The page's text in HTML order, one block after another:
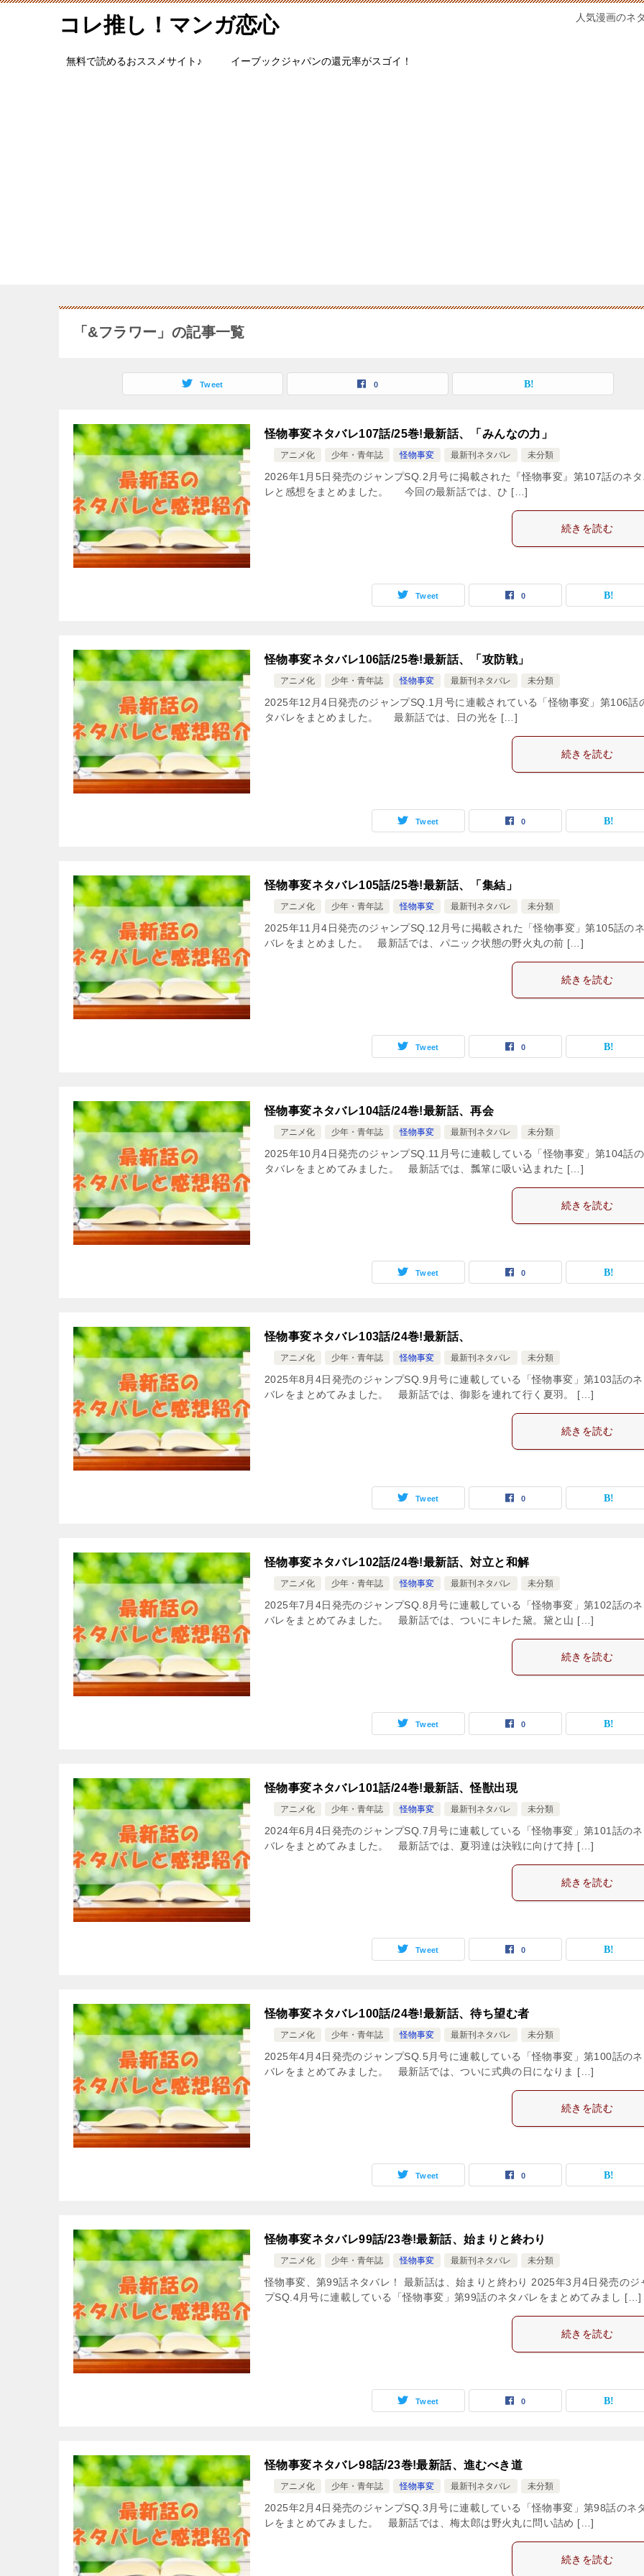
コレ推し！マンガ恋心 人気漫画のネ
無料で読めるおススメサイト♪ イーブックジャパンの還元率がスゴイ！
「&フラワー」の記事一覧
Tweet 0
怪物事変ネタバレ107話/25巻!最新話、「みんなの力」
アニメ化 少年・青年誌 怪物事変 最新刊ネタバレ 未分類
2026年1月5日発売のジャンプSQ.2月号に掲載された『怪物事変』第107話のネ
レと感想をまとめました。 今回の最新話では、ひ […]
続きを読む
Tweet 0
怪物事変ネタバレ106話/25巻!最新話、「攻防戦」
アニメ化 少年・青年誌 怪物事変 最新刊ネタバレ 未分類
2025年12月4日発売のジャンプSQ.1月号に連載されている「怪物事変」第106話
タバレをまとめました。 最新話では、日の光を […]
続きを読む
Tweet 0
怪物事変ネタバレ105話/25巻!最新話、「集結」
アニメ化 少年・青年誌 怪物事変 最新刊ネタバレ 未分類
2025年11月4日発売のジャンプSQ.12月号に掲載された「怪物事変」第105話の
バレをまとめました。 最新話では、パニック状態の野火丸の前 […]
続きを読む
Tweet 0
怪物事変ネタバレ104話/24巻!最新話、再会
アニメ化 少年・青年誌 怪物事変 最新刊ネタバレ 未分類
2025年10月4日発売のジャンプSQ.11月号に連載している「怪物事変」第104話
タバレをまとめてみました。 最新話では、瓢箪に吸い込まれた […]
続きを読む
Tweet 0
怪物事変ネタバレ103話/24巻!最新話、
アニメ化 少年・青年誌 怪物事変 最新刊ネタバレ 未分類
2025年8月4日発売のジャンプSQ.9月号に連載している「怪物事変」第103話の
バレをまとめてみました。 最新話では、御影を連れて行く夏羽。 […]
続きを読む
Tweet 0
怪物事変ネタバレ102話/24巻!最新話、対立と和解
アニメ化 少年・青年誌 怪物事変 最新刊ネタバレ 未分類
2025年7月4日発売のジャンプSQ.8月号に連載している「怪物事変」第102話の
バレをまとめてみました。 最新話では、ついにキレた黛。黛と山 […]
続きを読む
Tweet 0
怪物事変ネタバレ101話/24巻!最新話、怪獣出現
アニメ化 少年・青年誌 怪物事変 最新刊ネタバレ 未分類
2024年6月4日発売のジャンプSQ.7月号に連載している「怪物事変」第101話の
バレをまとめてみました。 最新話では、夏羽達は決戦に向けて持 […]
続きを読む
Tweet 0
怪物事変ネタバレ100話/24巻!最新話、待ち望む者
アニメ化 少年・青年誌 怪物事変 最新刊ネタバレ 未分類
2025年4月4日発売のジャンプSQ.5月号に連載している「怪物事変」第100話の
バレをまとめてみました。 最新話では、ついに式典の日になりま […]
続きを読む
Tweet 0
怪物事変ネタバレ99話/23巻!最新話、始まりと終わり
アニメ化 少年・青年誌 怪物事変 最新刊ネタバレ 未分類
怪物事変、第99話ネタバレ！ 最新話は、始まりと終わり 2025年3月4日発売のジ
プSQ.4月号に連載している「怪物事変」第99話のネタバレをまとめてみまし […]
続きを読む
Tweet 0
怪物事変ネタバレ98話/23巻!最新話、進むべき道
アニメ化 少年・青年誌 怪物事変 最新刊ネタバレ 未分類
2025年2月4日発売のジャンプSQ.3月号に連載している「怪物事変」第98話のネ
レをまとめてみました。 最新話では、梅太郎は野火丸に問い詰め […]
続きを読む